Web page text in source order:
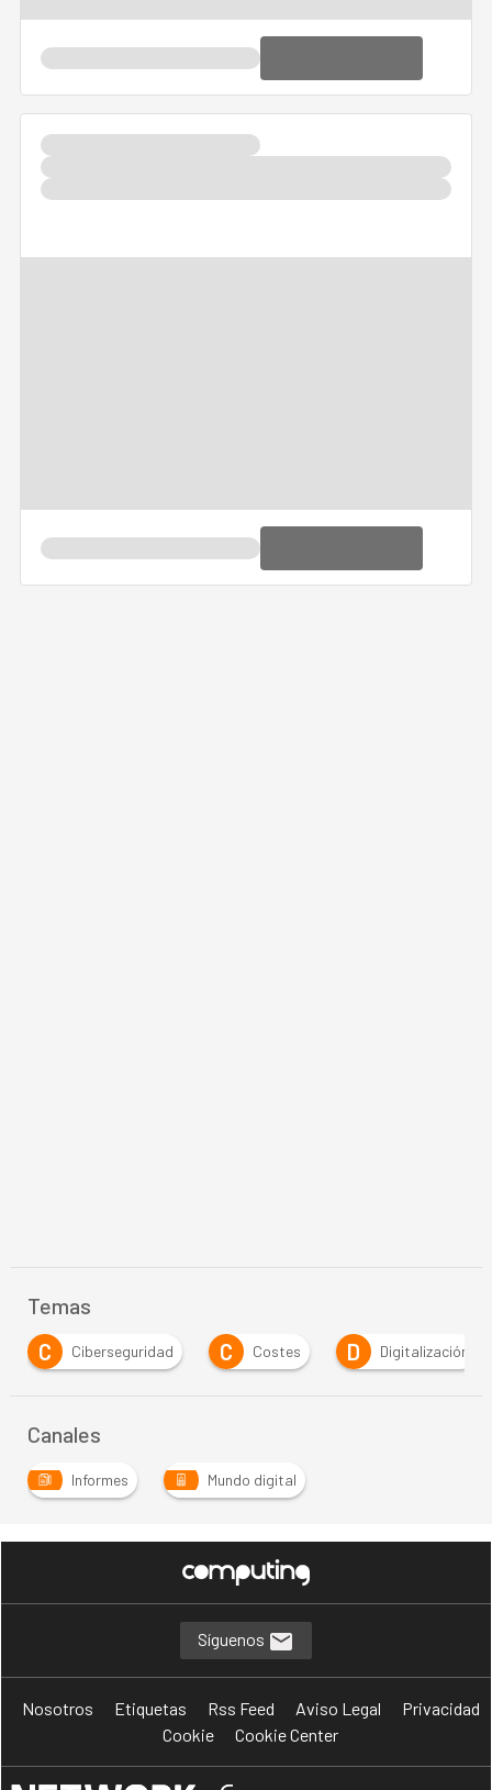
Temas
C Costes D Digitalización D
Canales
Informes Mundo digital
Síguenos
Nosotros Etiquetas Rss Feed Aviso Legal
Privacidad
Cookie
Cookie Center